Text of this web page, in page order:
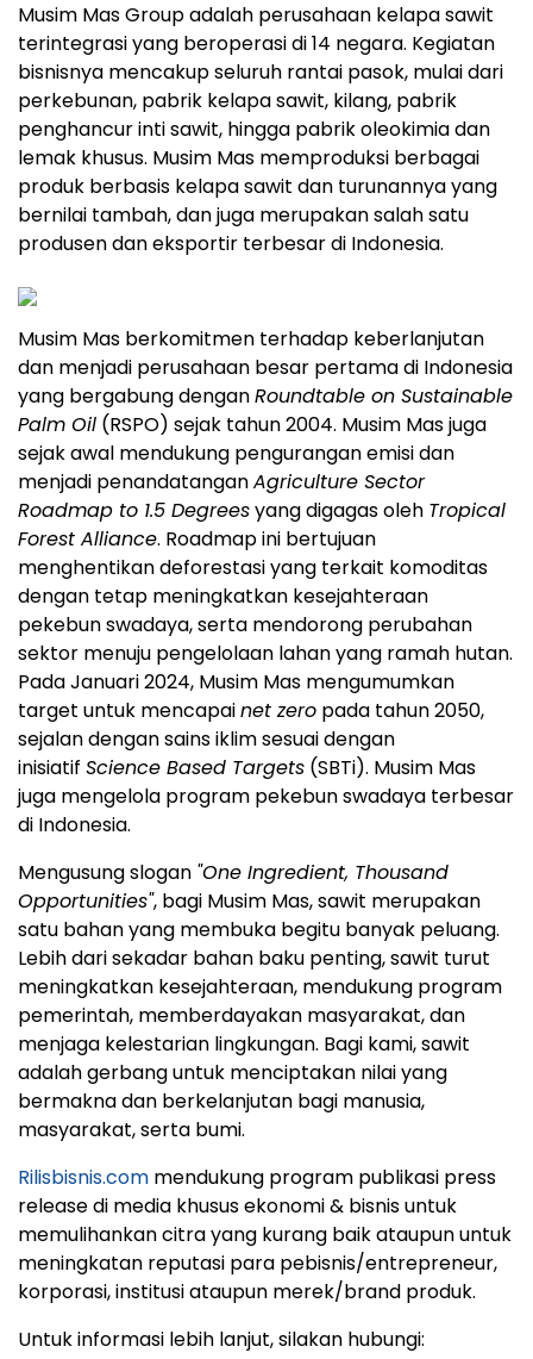
Musim Mas Group adalah perusahaan kelapa sawit
terintegrasi yang beroperasi di 14 negara. Kegiatan
bisnisnya mencakup seluruh rantai pasok, mulai dari
perkebunan, pabrik kelapa sawit, kilang, pabrik
penghancur inti sawit, hingga pabrik oleokimia dan
lemak khusus. Musim Mas memproduksi berbagai
produk berbasis kelapa sawit dan turunannya yang
bernilai tambah, dan juga merupakan salah satu
produsen dan eksportir terbesar di Indonesia.
Musim Mas berkomitmen terhadap keberlanjutan
dan menjadi perusahaan besar pertama di Indonesia
yang bergabung denganRoundtable on Sustainable
Palm Oil (RSPO) sejak tahun 2004. Musim Mas juga
sejak awal mendukung pengurangan emisi dan
menjadi penandatanganAgriculture Sector
Roadmap to 1.5 Degreesyang digagas oleh Tropical
Forest Alliance. Roadmap ini bertujuan
menghentikan deforestasi yang terkait komoditas
dengan tetap meningkatkan kesejahteraan
pekebun swadaya, serta mendorong perubahan
sektor menuju pengelolaan lahan yang ramah hutan.
Pada Januari 2024, Musim Mas mengumumkan
target untuk mencapainet zero pada tahun 2050,
sejalan dengan sains iklim sesuai dengan
inisiatif Science Based Targets (SBTi). Musim Mas
juga mengelola program pekebun swadaya terbesar
di Indonesia.
Mengusung slogan "One Ingredient, Thousand
Opportunities", bagi Musim Mas, sawit merupakan
satu bahan yang membuka begitu banyak peluang.
Lebih dari sekadar bahan baku penting, sawit turut
meningkatkan kesejahteraan, mendukung program
pemerintah, memberdayakan masyarakat, dan
menjaga kelestarian lingkungan. Bagi kami, sawit
adalah gerbang untuk menciptakan nilai yang
bermakna dan berkelanjutan bagi manusia,
masyarakat, serta bumi.
Rilisbisnis.com mendukung program publikasi press
release di media khusus ekonomi & bisnis untuk
memulihankan citra yang kurang baik ataupun untuk
meningkatan reputasi para pebisnis/entrepreneur,
korporasi, institusi ataupun merek/brand produk.
Untuk informasi lebih lanjut, silakan hubungi: